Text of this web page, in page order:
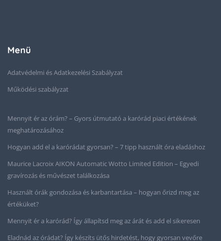
Menü
Adatvédelmi és Adatkezelési Szabályzat
Működési szabályzat
Mennyit ér az órám? – Gyors útmutató a karórád piaci értékének
meghatározásához
Hogyan add el a karórádat gyorsan? – 7 tipp használt óra eladáshoz
Maurice Lacroix AIKON Automatic Wotto Limited Edition – Egyedi
gravírozás és művészet találkozása
Használt órák gondozása és karbantartása – hogyan őrizd meg az
értéküket?
Mennyit ér a karórád? Így állapítsd meg az árát és add el sikeresen
Eladnád az órádat? Így készíts ütős hirdetést, hogy gyorsan vevőre